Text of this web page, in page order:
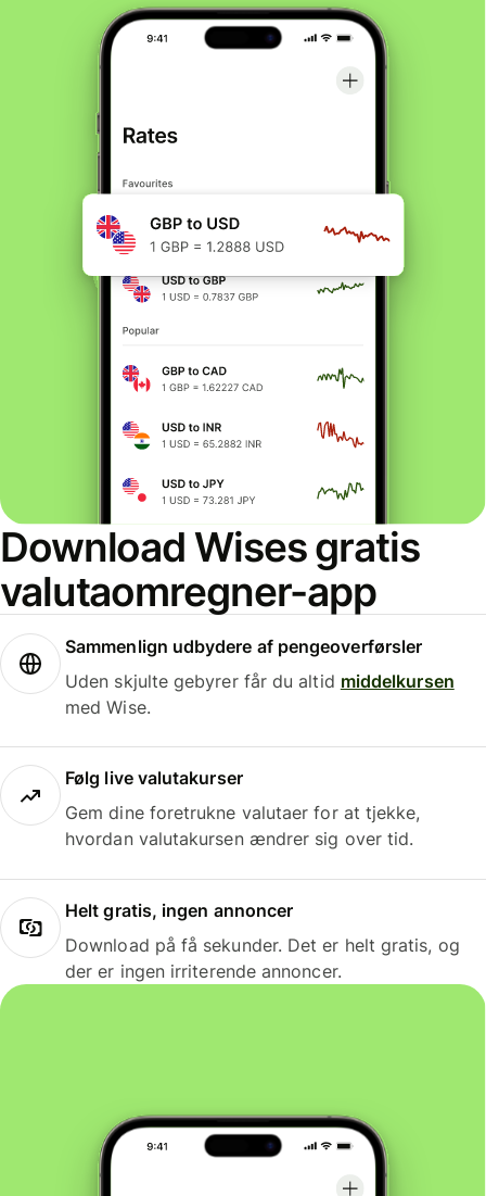
Download Wises gratis
valutaomregner-app
Sammenlign udbydere af pengeoverførsler
Uden skjulte gebyrer får du altid middelkursen
med Wise.
Følg live valutakurser
Gem dine foretrukne valutaer for at tjekke,
hvordan valutakursen ændrer sig over tid.
Helt gratis, ingen annoncer
Download på få sekunder. Det er helt gratis, og
der er ingen irriterende annoncer.